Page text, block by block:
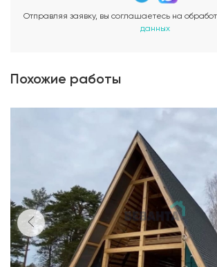
Отправляя заявку, вы соглашаетесь на
данных
Похожие работы